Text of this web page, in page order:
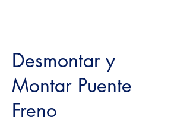
Desmontar y
Montar Puente
Freno